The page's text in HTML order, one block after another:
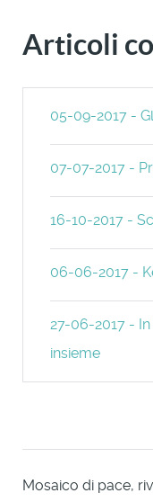
Articoli
05-09-2017 -
07-07-2017 -
16-10-2017 -
06-06-2017 -
27-06-2017 -
insieme
Mosaico di pace,